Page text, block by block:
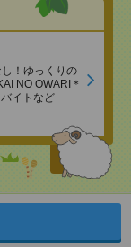
し！ゆっくりの
NO OWARI＊
イトなど